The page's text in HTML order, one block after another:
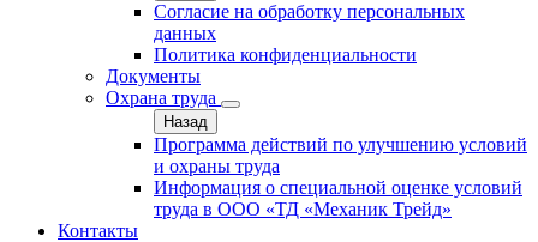
Согласие на обработку персональных
данных
Политика конфиденциальности
Документы
Охрана труда
Назад
Программа действий по улучшению условий
и охраны труда
Информация о специальной оценке условий
труда в ООО «ТД «Механик Трейд»
Контакты